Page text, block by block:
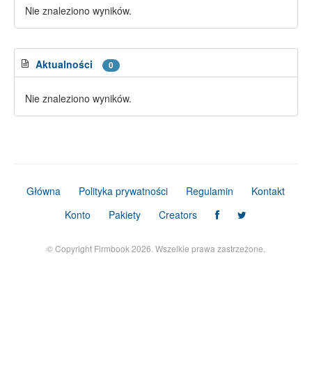
Nie znaleziono wyników.
Aktualności 0
Nie znaleziono wyników.
Główna Polityka prywatności Regulamin
Kontakt
Konto
Pakiety Creators
© Copyright Firmbook 2026. Wszelkie prawa zastrzeżone.